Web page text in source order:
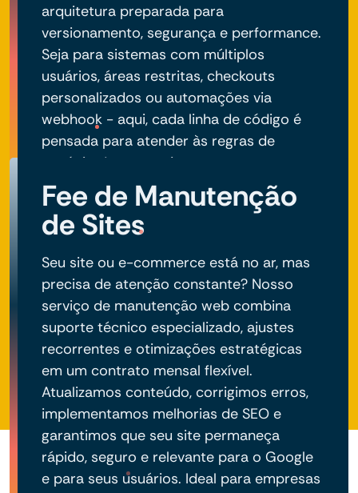
arquitetura preparada para
versionamento, segurança e performance.
Seja para sistemas com múltiplos
usuários, áreas restritas, checkouts
personalizados ou automações via
webhook - aqui, cada linha de código é
pensada para atender às regras de
negócio do seu projeto.
Fee de Manutenção
de Sites
Seu site ou e-commerce está no ar, mas
precisa de atenção constante? Nosso
serviço de manutenção web combina
suporte técnico especializado, ajustes
recorrentes e otimizações estratégicas
em um contrato mensal flexível.
Atualizamos conteúdo, corrigimos erros,
implementamos melhorias de SEO e
garantimos que seu site permaneça
rápido, seguro e relevante para o Google
e para seus usuários. Ideal para empresas